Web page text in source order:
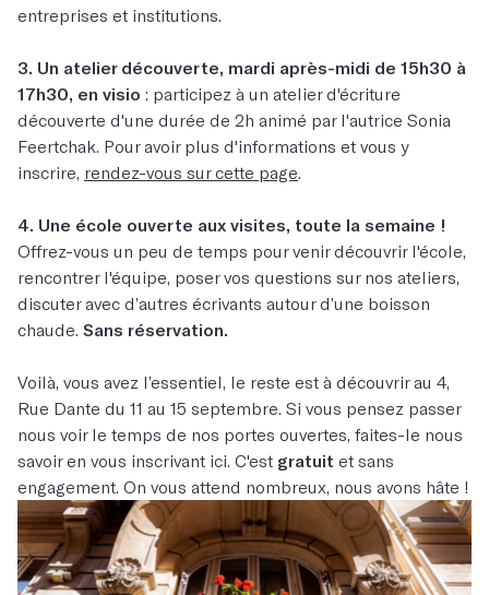
entreprises et institutions.
3. Un atelier découverte, mardi après-midi de 15h30 à
17h30, en visio : participez à un atelier d'écriture
découverte d'une durée de 2h animé par l'autrice Sonia
Feertchak. Pour avoir plus d'informations et vous y
inscrire, rendez-vous sur cette page.
4. Une école ouverte aux visites, toute la semaine !
Offrez-vous un peu de temps pour venir découvrir l'école,
rencontrer l'équipe, poser vos questions sur nos ateliers,
discuter avec d’autres écrivants autour d’une boisson
chaude. Sans réservation.
Voilà, vous avez l’essentiel, le reste est à découvrir au 4,
Rue Dante du 11 au 15 septembre. Si vous pensez passer
nous voir le temps de nos portes ouvertes, faites-le nous
savoir en vous inscrivant ici. C'est gratuit et sans
engagement. On vous attend nombreux, nous avons hâte !